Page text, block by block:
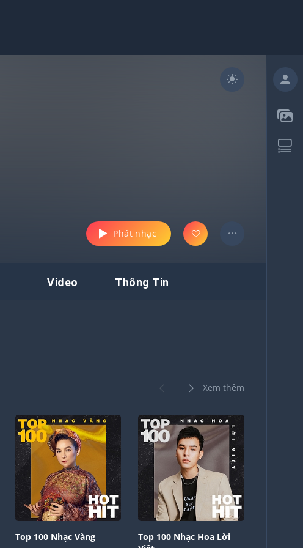
Phát nhạc
Video Thông Tin
Xem thêm
Top 100 Nhạc Vàng
Top 100 Nhạc Hoa Lời